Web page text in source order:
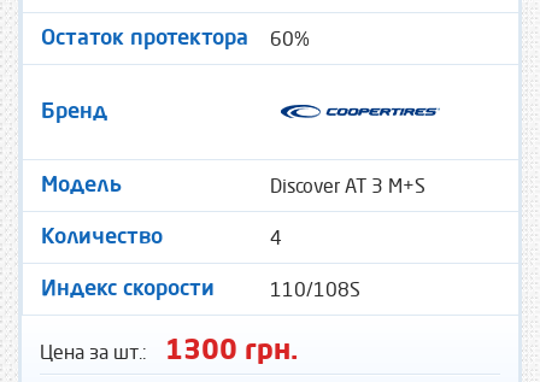
Остаток протектора 60%
Бренд
Модель Discover AT 3 M+S
Количество 4
Индекс скорости 110/108S
Цена за шт.: 1300 грн.